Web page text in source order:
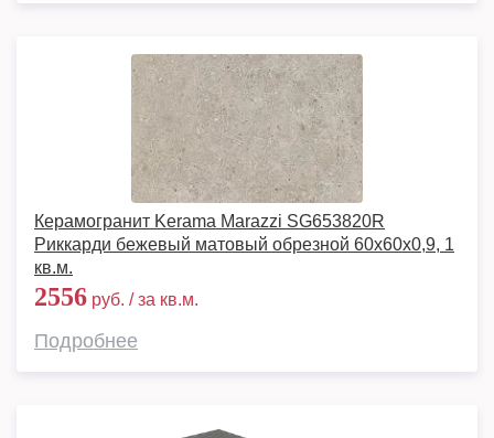
Керамогранит Kerama Marazzi SG653820R
Риккарди бежевый матовый обрезной 60x60x0,9, 1
кв.м.
2556 руб. / за кв.м.
Подробнее